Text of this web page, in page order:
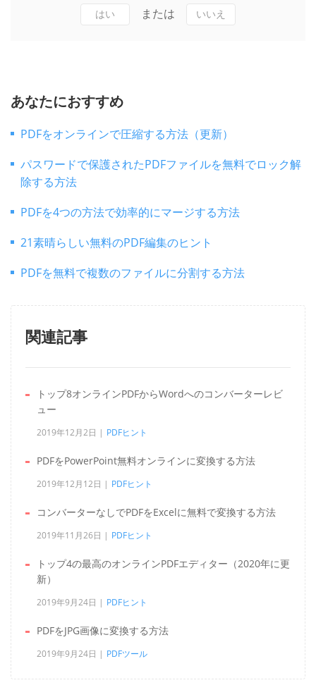
はい または いいえ
あなたにおすすめ
PDFをオンラインで圧縮する方法（更新）
パスワードで保護されたPDFファイルを無料でロック解
除する方法
PDFを4つの方法で効率的にマージする方法
21素晴らしい無料のPDF編集のヒント
PDFを無料で複数のファイルに分割する方法
関連記事
トップ8オンラインPDFからWordへのコンバーターレビ
ュー
2019年12月2日 PDFヒント
PDFをPowerPoint無料オンラインに変換する方法
2019年12月12日 PDFヒント
コンバーターなしでPDFをExcelに無料で変換する方法
2019年11月26日 PDFヒント
トップ4の最高のオンラインPDFエディター（2020年に更
新）
2019年9月24日 PDFヒント
PDFをJPG画像に変換する方法
2019年9月24日 PDFツール